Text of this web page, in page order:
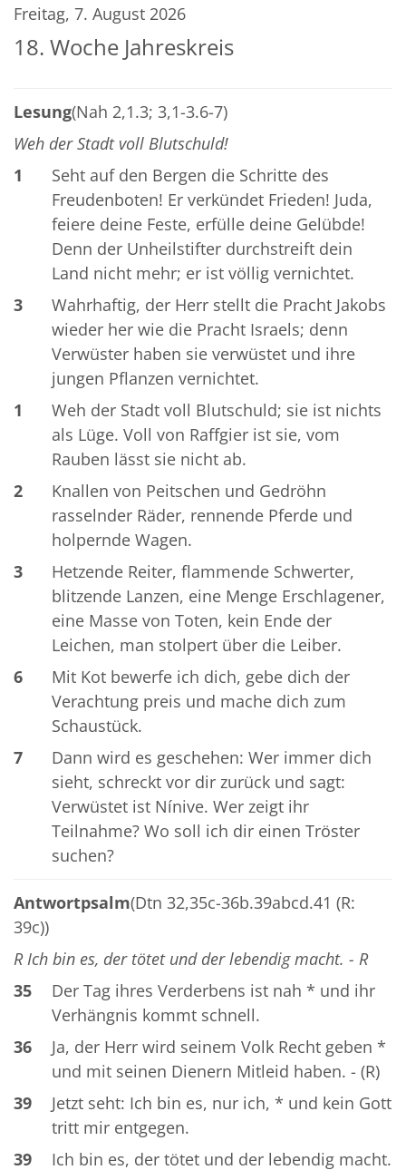
Freitag, 7. August 2026
18. Woche Jahreskreis
Lesung(Nah 2,1.3; 3,1-3.6-7)
Weh der Stadt voll Blutschuld!
1
Seht auf den Bergen die Schritte des
Freudenboten! Er verkündet Frieden! Juda,
feiere deine Feste, erfülle deine Gelübde!
Denn der Unheilstifter durchstreift dein
Land nicht mehr; er ist völlig vernichtet.
3
Wahrhaftig, der Herr stellt die Pracht Jakobs
wieder her wie die Pracht Israels; denn
Verwüster haben sie verwüstet und ihre
jungen Pflanzen vernichtet.
1
Weh der Stadt voll Blutschuld; sie ist nichts
als Lüge. Voll von Raffgier ist sie, vom
Rauben lässt sie nicht ab.
2
Knallen von Peitschen und Gedröhn
rasselnder Räder, rennende Pferde und
holpernde Wagen.
3
Hetzende Reiter, flammende Schwerter,
blitzende Lanzen, eine Menge Erschlagener,
eine Masse von Toten, kein Ende der
Leichen, man stolpert über die Leiber.
6
Mit Kot bewerfe ich dich, gebe dich der
Verachtung preis und mache dich zum
Schaustück.
7
Dann wird es geschehen: Wer immer dich
sieht, schreckt vor dir zurück und sagt:
Verwüstet ist Nínive. Wer zeigt ihr
Teilnahme? Wo soll ich dir einen Tröster
suchen?
Antwortpsalm(Dtn 32,35c-36b.39abcd.41 (R:
39c))
R Ich bin es, der tötet und der lebendig macht. - R
35
Der Tag ihres Verderbens ist nah * und ihr
Verhängnis kommt schnell.
36
Ja, der Herr wird seinem Volk Recht geben *
und mit seinen Dienern Mitleid haben. - (R)
39
Jetzt seht: Ich bin es, nur ich, * und kein Gott
tritt mir entgegen.
39
Ich bin es, der tötet und der lebendig macht.